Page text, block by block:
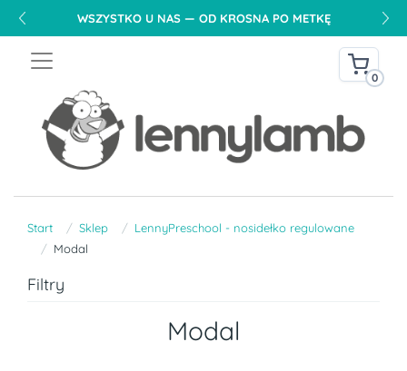
WSZYSTKO U NAS — OD KROSNA PO METKĘ
0
Start Sklep
LennyPreschool - nosidełko regulowane
Modal
Filtry
Modal